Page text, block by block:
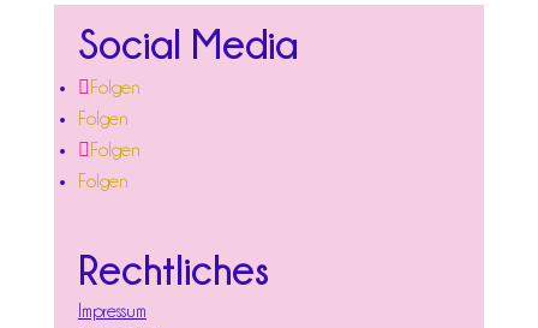
Social Media
Folgen
Folgen
Folgen
Folgen
Rechtliches
Impressum